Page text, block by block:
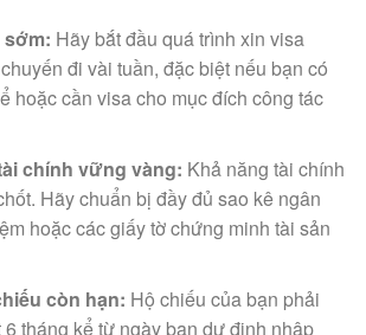
sớm: Hãy bắt đầu quá trình xin visa
đi vài tuần, đặc biệt nếu bạn có
hoặc cần visa cho mục đích công tác
chính vững vàng: Khả năng tài chính
Hãy chuẩn bị đầy đủ sao kê ngân
hoặc các giấy tờ chứng minh tài sản
còn hạn: Hộ chiếu của bạn phải
tháng kể từ ngày bạn dự định nhập